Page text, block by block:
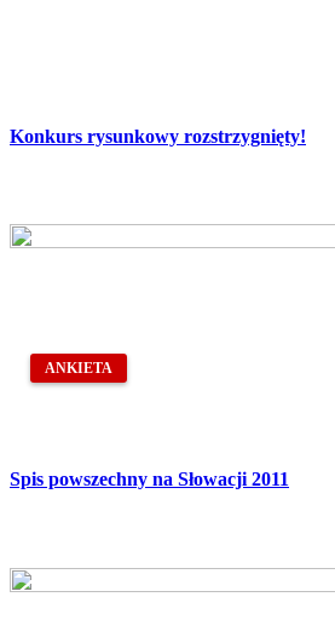
Konkurs rysunkowy rozstrzygnięty!
ANKIETA
Spis powszechny na Słowacji 2011